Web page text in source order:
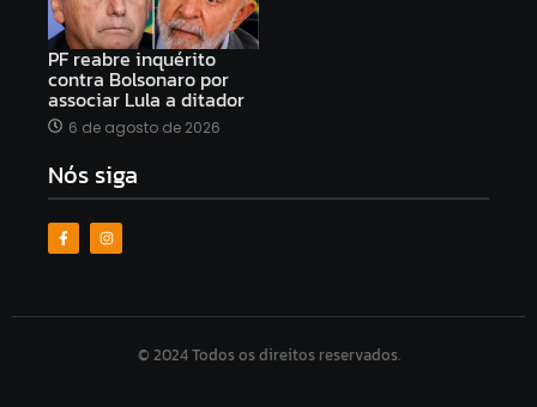
PF reabre inquérito
contra Bolsonaro por
associar Lula a ditador
6 de agosto de 2026
Nós siga
© 2024 Todos os direitos reservados.